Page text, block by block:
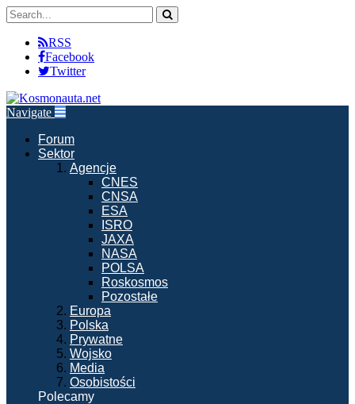
RSS
Facebook
Twitter
Navigate
Forum
Sektor
Agencje
CNES
CNSA
ESA
ISRO
JAXA
NASA
POLSA
Roskosmos
Pozostałe
Europa
Polska
Prywatne
Wojsko
Media
Osobistości
Polecamy